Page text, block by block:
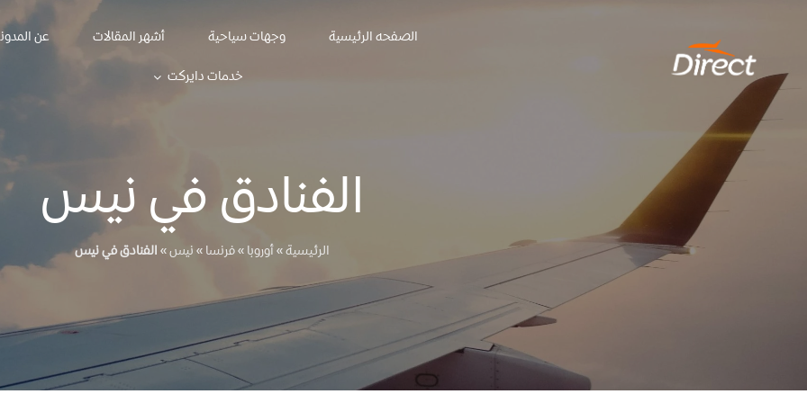
content
الصفحه الرئيسية وجهات سياحية أشهر المقالات
عن
خدمات دايركت
الفنادق في نيس
الرئيسية»أوروبا»فرنسا»نيس»الفنادق في نيس